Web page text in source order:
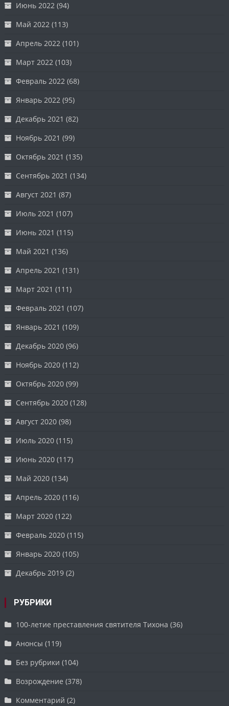
Июнь 2022 (94)
Май 2022 (113)
Апрель 2022 (101)
Март 2022 (103)
Февраль 2022 (68)
Январь 2022 (95)
Декабрь 2021 (82)
Ноябрь 2021 (99)
Октябрь 2021 (135)
Сентябрь 2021 (134)
Август 2021 (87)
Июль 2021 (107)
Июнь 2021 (115)
Май 2021 (136)
Апрель 2021 (131)
Март 2021 (111)
Февраль 2021 (107)
Январь 2021 (109)
Декабрь 2020 (96)
Ноябрь 2020 (112)
Октябрь 2020 (99)
Сентябрь 2020 (128)
Август 2020 (98)
Июль 2020 (115)
Июнь 2020 (117)
Май 2020 (134)
Апрель 2020 (116)
Март 2020 (122)
Февраль 2020 (115)
Январь 2020 (105)
Декабрь 2019 (2)
РУБРИКИ
100-летие преставления святителя Тихона (36)
Анонсы (119)
Без рубрики (104)
Возрождение (378)
Комментарий (2)